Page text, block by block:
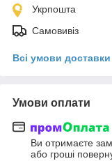
Укрпошта
Самовивіз
Всі умови доставки
Умови оплати
Ви отримаєте
або гроші